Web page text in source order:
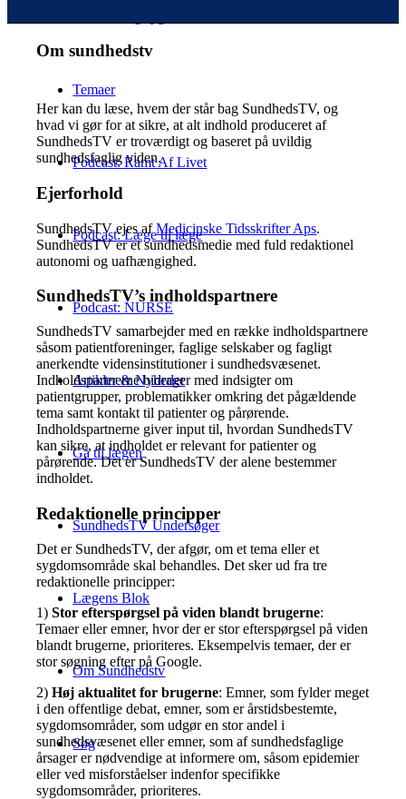
Temaer
Podcast: Ramt Af Livet
Podcast: Læge til læge
Podcast: NURSE
Artikler & Nyheder
Gå til lægen
SundhedsTV Undersøger
Lægens Blok
Om Sundhedstv
Søg
Om sundhedstv
Her kan du læse, hvem der står bag SundhedsTV, og
hvad vi gør for at sikre, at alt indhold produceret af
SundhedsTV er troværdigt og baseret på uvildig
sundhedsfaglig viden.
Ejerforhold
SundhedsTV ejes afMedicinske Tidsskrifter Aps.
SundhedsTV er et sundhedsmedie med fuld redaktionel
autonomi og uafhængighed.
SundhedsTV’s indholdspartnere
SundhedsTV samarbejder med en række indholdspartnere
såsom patientforeninger, faglige selskaber og fagligt
anerkendte vidensinstitutioner i sundhedsvæsenet.
Indholdspartnerne bidrager med indsigter om
patientgrupper, problematikker omkring det pågældende
tema samt kontakt til patienter og pårørende.
Indholdspartnerne giver input til, hvordan SundhedsTV
kan sikre, at indholdet er relevant for patienter og
pårørende. Det er SundhedsTV der alene bestemmer
indholdet.
Redaktionelle principper
Det er SundhedsTV, der afgør, om et tema eller et
sygdomsområde skal behandles. Det sker ud fra tre
redaktionelle principper:
1)Stor efterspørgsel på viden blandt brugerne:
Temaer eller emner, hvor der er stor efterspørgsel på viden
blandt brugerne, prioriteres. Eksempelvis temaer, der er
stor søgning efter på Google.
2)Høj aktualitet for brugerne: Emner, som fylder meget
i den offentlige debat, emner, som er årstidsbestemte,
sygdomsområder, som udgør en stor andel i
sundhedsvæsenet eller emner, som af sundhedsfaglige
årsager er nødvendige at informere om, såsom epidemier
eller ved misforståelser indenfor specifikke
sygdomsområder, prioriteres.